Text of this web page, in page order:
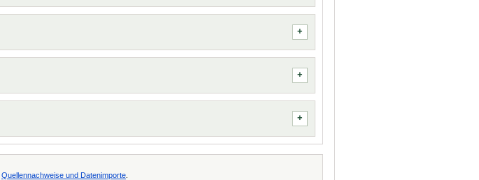
Quellennachweise und Datenimporte